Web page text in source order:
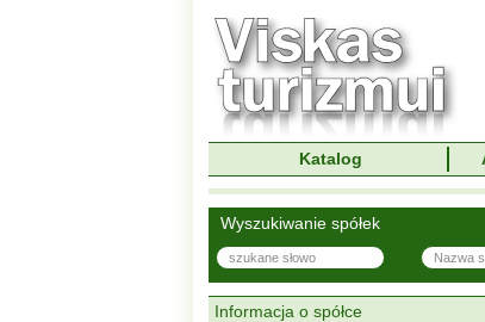
Katalog
Wyszukiwanie spółek
Informacja o spółce